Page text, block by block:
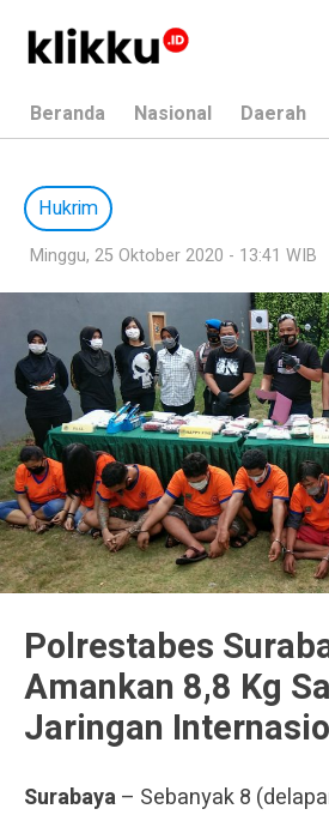
Beranda Nasional Daerah
Hukrim
Minggu, 25 Oktober 2020 - 13:41 WIB
Polrestabes
Amankan 8,8 Kg
Jaringan
Surabaya– Sebanyak 8